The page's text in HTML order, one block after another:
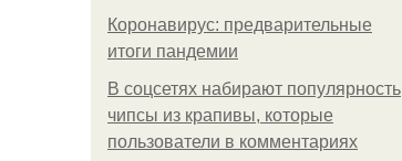
Коронавирус: предварительные
итоги пандемии
В соцсетях набирают популярность
чипсы из крапивы, которые
пользователи в комментариях